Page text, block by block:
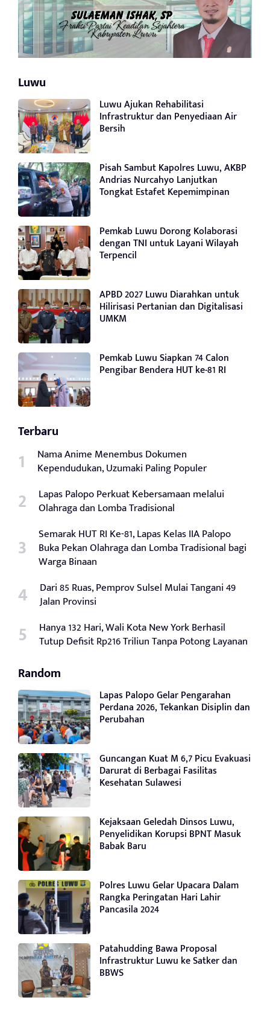
Luwu
Luwu Ajukan Rehabilitasi
Infrastruktur dan Penyediaan Air
Bersih
Pisah Sambut Kapolres Luwu, AKBP
Andrias Nurcahyo Lanjutkan
Tongkat Estafet Kepemimpinan
Pemkab Luwu Dorong Kolaborasi
dengan TNI untuk Layani Wilayah
Terpencil
APBD 2027 Luwu Diarahkan untuk
Hilirisasi Pertanian dan Digitalisasi
UMKM
Pemkab Luwu Siapkan 74 Calon
Pengibar Bendera HUT ke-81 RI
Terbaru
Nama Anime Menembus Dokumen
Kependudukan, Uzumaki Paling Populer
Lapas Palopo Perkuat Kebersamaan melalui
Olahraga dan Lomba Tradisional
Semarak HUT RI Ke-81, Lapas Kelas IIA Palopo
Buka Pekan Olahraga dan Lomba Tradisional bagi
Warga Binaan
Dari 85 Ruas, Pemprov Sulsel Mulai Tangani 49
Jalan Provinsi
Hanya 132 Hari, Wali Kota New York Berhasil
Tutup Defisit Rp216 Triliun Tanpa Potong Layanan
Random
Lapas Palopo Gelar Pengarahan
Perdana 2026, Tekankan Disiplin dan
Perubahan
Guncangan Kuat M 6,7 Picu Evakuasi
Darurat di Berbagai Fasilitas
Kesehatan Sulawesi
Kejaksaan Geledah Dinsos Luwu,
Penyelidikan Korupsi BPNT Masuk
Babak Baru
Polres Luwu Gelar Upacara Dalam
Rangka Peringatan Hari Lahir
Pancasila 2024
Patahudding Bawa Proposal
Infrastruktur Luwu ke Satker dan
BBWS